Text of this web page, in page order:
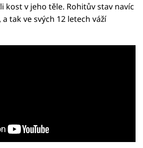
kost v jeho těle. Rohitův stav navíc
tak ve svých 12 letech váží